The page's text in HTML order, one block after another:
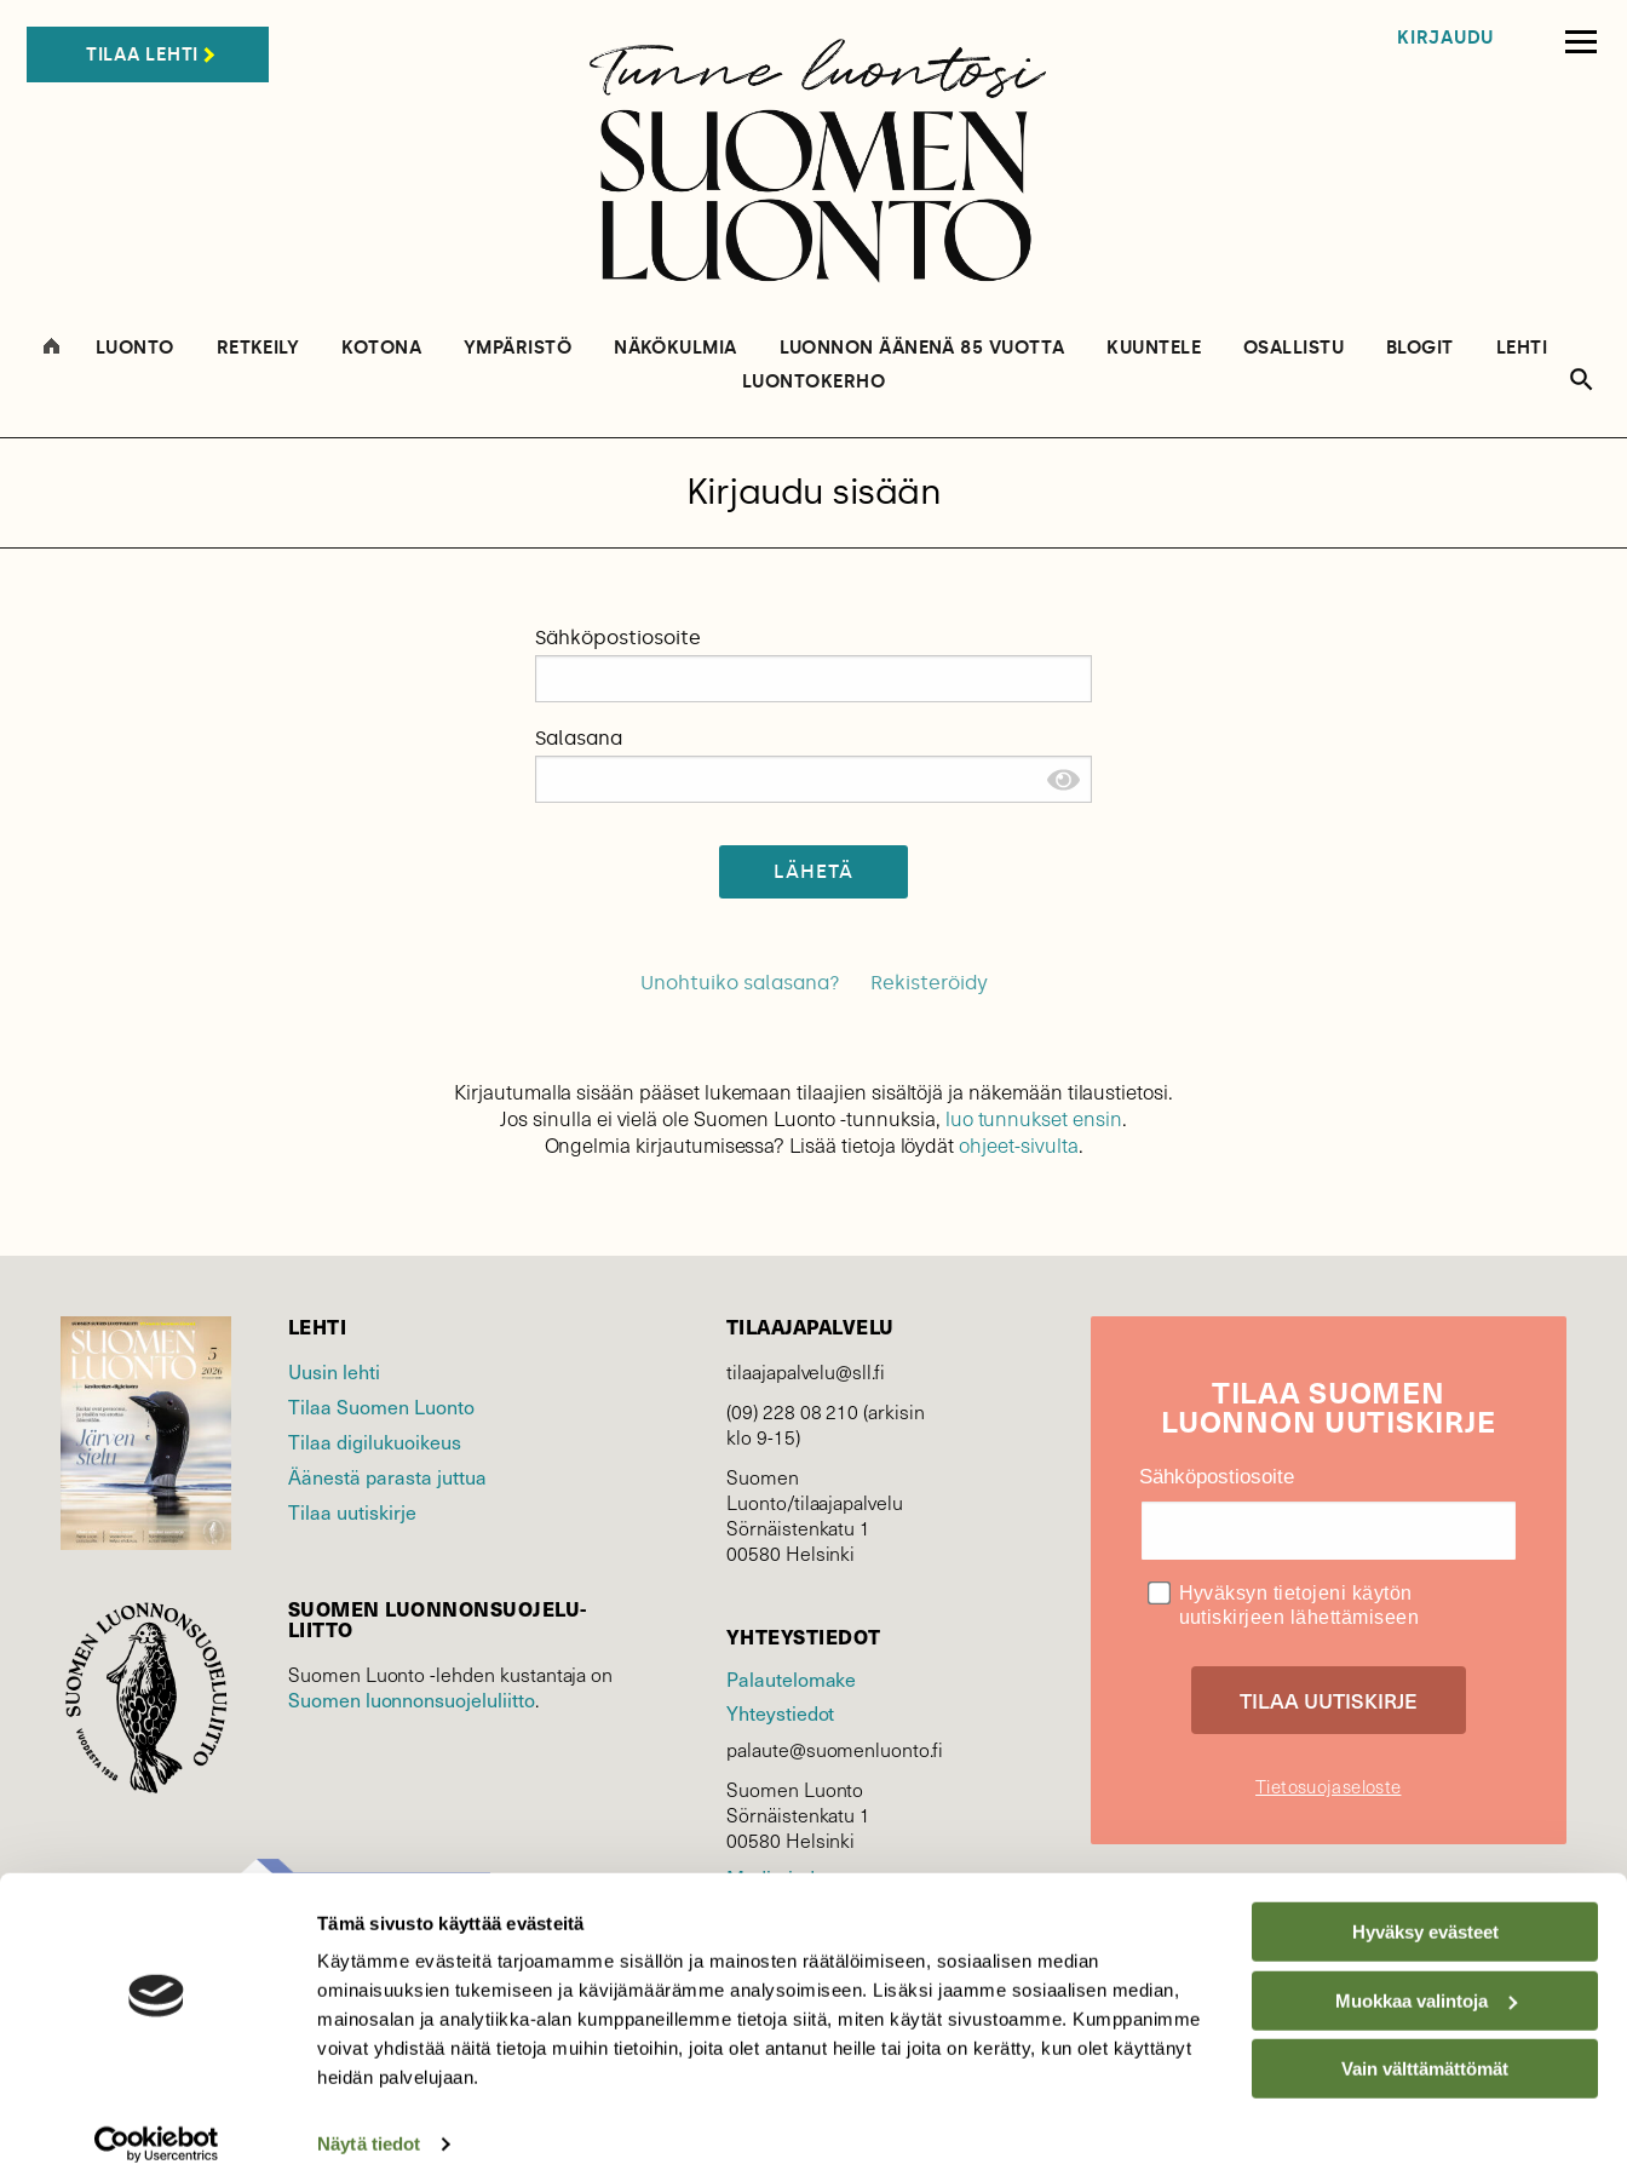
Tämä sivusto käyttää evästeitä
Käytämme evästeitä tarjoamamme sisällön ja mainosten räätälöimiseen, sosiaalisen median
ominaisuuksien tukemiseen ja kävijämäärämme analysoimiseen. Lisäksi jaamme sosiaalisen median,
mainosalan ja analytiikka-alan kumppaneillemme tietoja siitä, miten käytät sivustoamme. Kumppanimme
voivat yhdistää näitä tietoja muihin tietoihin, joita olet antanut heille tai joita on kerätty, kun olet käyttänyt
heidän palvelujaan.
Näytä tiedot
Hyväksy evästeet
Muokkaa valintoja
Vain välttämättömät
TILAA LEHTI
KIRJAUDU
LUONTO RETKEILY KOTONA YMPÄRISTÖ NÄKÖKULMIA LUONNON ÄÄNENÄ 85 VUOTTA KUUNTELE OSALLISTU BLOGIT
LEHTI
LUONTOKERHO
Kirjaudu sisään
Sähköpostiosoite
Salasana
LÄHETÄ
Unohtuiko salasana? Rekisteröidy
Kirjautumalla sisään pääset lukemaan tilaajien sisältöjä ja näkemään tilaustietosi.
Jos sinulla ei vielä ole Suomen Luonto -tunnuksia, luo tunnukset ensin.
Ongelmia kirjautumisessa? Lisää tietoja löydätohjeet-sivulta.
LEHTI
Uusin lehti
Tilaa Suomen Luonto
Tilaa digilukuoikeus
Äänestä parasta juttua
Tilaa uutiskirje
SUOMEN LUONNON­SUOJELU­
LIITTO
Suomen Luonto -lehden kustantaja on
Suomen luonnonsuojelu­liitto.
TILAAJAPALVELU
tilaajapalvelu@sll.fi
(09) 228 08 210 (arkisin
klo 9-15)
Suomen
Luonto/tilaajapalvelu
Sörnäistenkatu 1
00580 Helsinki
YHTEYSTIEDOT
Palautelomake
Yhteystiedot
palaute@suomenluonto.fi
Suomen Luonto
Sörnäistenkatu 1
00580 Helsinki
Mediatiedot
KIRJAUDU
TILAASUOMEN
LUONNON UUTIS­KIRJE
Sähköpostiosoite
Hyväksyn tietojeni käytön
uutiskirjeen lähettämiseen
Tietosuojaseloste